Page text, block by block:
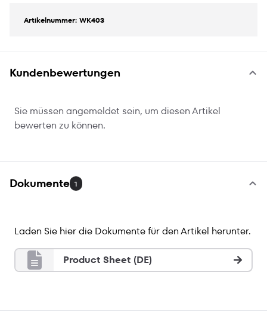
Artikelnummer: WK403
Kundenbewertungen
Sie müssen angemeldet sein, um diesen Artikel
bewerten zu können.
Dokumente 1
Laden Sie hier die Dokumente für den Artikel herunter.
Product Sheet (DE)